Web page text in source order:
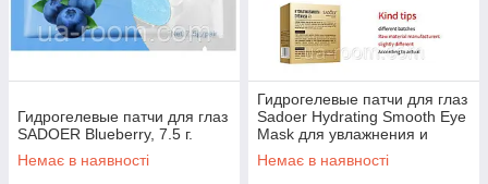
Гидрогелевые патчи для глаз
SADOER Blueberry, 7.5 г.
Немає в наявності
Гидрогелевые патчи для глаз
Sadoer Hydrating Smooth Eye
Mask для увлажнения и
питания, 80 г, 60 шт
Немає в наявності